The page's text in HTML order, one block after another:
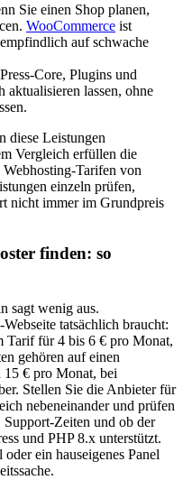
Sie einen Shop planen,
WooCommerce ist
auf schwache
Core, Plugins und
aktualisieren lassen, ohne
diese Leistungen
Vergleich erfüllen die
Tarifen von
einzeln prüfen,
nicht immer im Grundpreis
finden: so
sagt wenig aus.
tatsächlich braucht:
Tarif für 4 bis 6 € pro Monat,
gehören auf einen
€ pro Monat, bei
Stellen Sie die Anbieter für
nebeneinander und prüfen
Support-Zeiten und ob der
und PHP 8.x unterstützt.
ein hauseigenes Panel